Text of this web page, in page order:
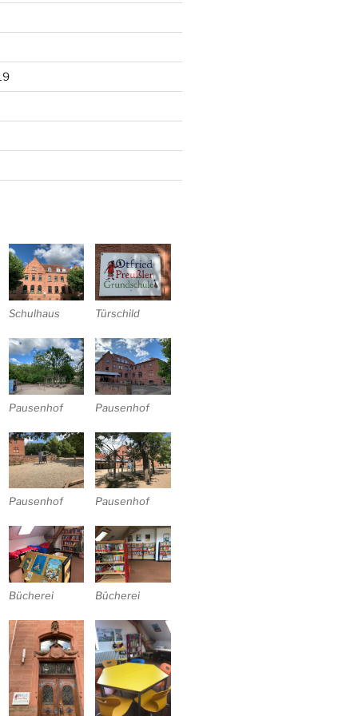
Schulhaus Türschild
Pausenhof Pausenhof
Pausenhof Pausenhof
Bücherei Bücherei